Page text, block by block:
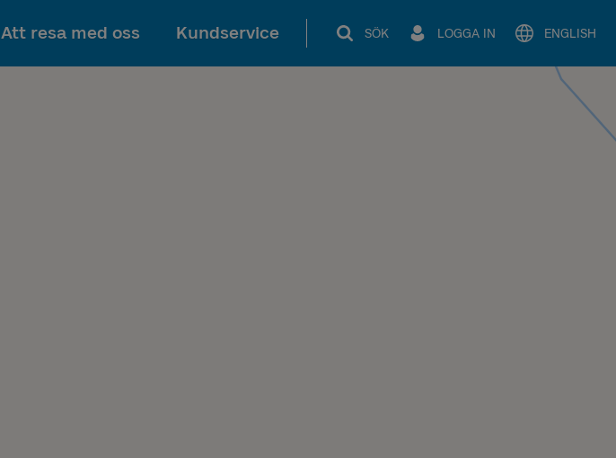
Till innehållet
Att resa med oss Kundservice SÖK LOGGA IN ENGLISH